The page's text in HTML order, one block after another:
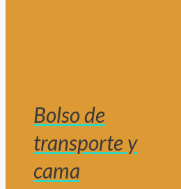
Bolso de
transporte y
cama